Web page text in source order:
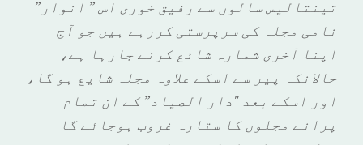
تینتالیس سالوں سے رفیق خوری اس ” انوار”
نامی مجلہ کی سرپرستی کررہے ہیں جو آج
اپنا آخری شمارہ شائع کرنے جارہا ہے،
حالانکہ پیر سے اسکے علاوہ مجلہ شایع ہو گا،
اور اسکے بعد "دار الصیاد” کے ان تمام
پرانے مجلوں کا ستارہ غروب ہوجائے گا